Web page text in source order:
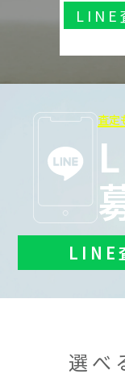
LINE
査定
LINE
選べ